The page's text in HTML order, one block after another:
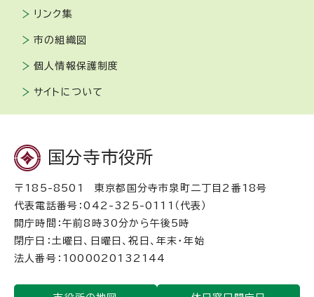
リンク集
市の組織図
個人情報保護制度
サイトについて
国分寺市役所
〒185-8501 東京都国分寺市泉町二丁目2番18号
代表電話番号：042-325-0111（代表）
開庁時間：午前8時30分から午後5時
閉庁日：土曜日、日曜日、祝日、年末・年始
法人番号：1000020132144